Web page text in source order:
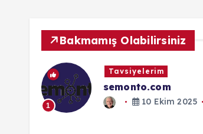
Bakmamış Olabilirsiniz
Tavsiyelerim
semonto.com
10 Ekim 2025 552 views